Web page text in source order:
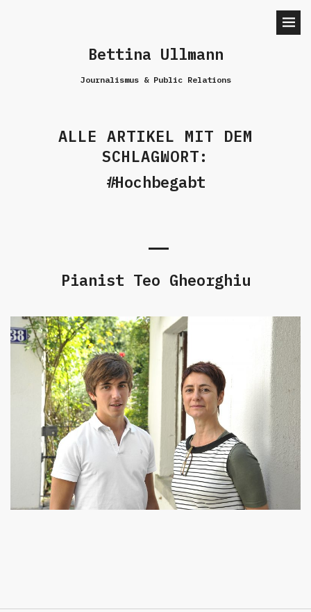
Bettina Ullmann
Journalismus & Public Relations
ALLE ARTIKEL MIT DEM
SCHLAGWORT:
Hochbegabt
Pianist Teo Gheorghiu